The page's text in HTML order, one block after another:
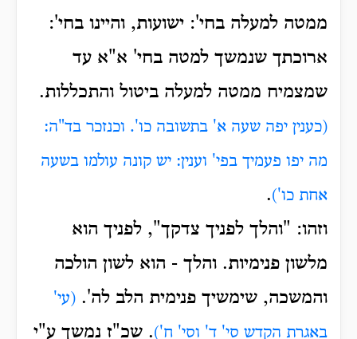
ממטה למעלה בחי': ישועות, והיינו בחי':
ארוכתך שנמשך למטה בחי' א"א עד
שמצמיח ממטה למעלה ביטול והתכללות.
(כענין יפה שעה א' בתשובה כו'. וכנזכר בד"ה:
מה יפו פעמיך בפי' וענין: יש קונה עולמו בשעה
אחת כו').
וזהו: "והלך לפניך צדקך", לפניך הוא
מלשון פנימיות. והלך - הוא לשון הולכה
והמשכה, שימשיך פנימית הלב לה'. (עי'
באגרת הקדש סי' ד' וסי' ח'). שכ"ז נמשך ע"י